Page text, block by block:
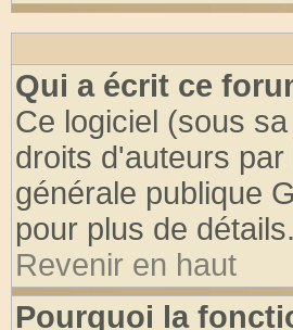
Qui a écrit ce
Ce logiciel (sous
droits d'auteurs par
générale publique
pour plus de détails.
Revenir en haut
Pourquoi la